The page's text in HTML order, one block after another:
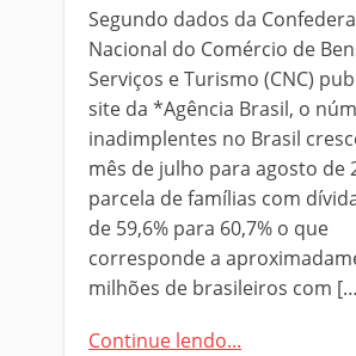
Segundo dados da
Nacional do Comércio de
Serviços e Turismo (CNC)
site da *Agência Brasil, o
inadimplentes no Brasil
mês de julho para agosto de
parcela de famílias com
de 59,6% para 60,7% o que
corresponde a
milhões de brasileiros com
Continue lendo...